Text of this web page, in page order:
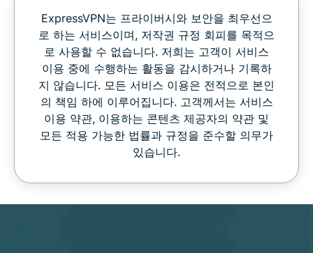
ExpressVPN는 프라이버시와 보안을 최우선으
로 하는 서비스이며, 저작권 규정 회피를 목적으
로 사용할 수 없습니다. 저희는 고객이 서비스
이용 중에 수행하는 활동을 감시하거나 기록하
지 않습니다. 모든 서비스 이용은 전적으로 본인
의 책임 하에 이루어집니다. 고객께서는 서비스
이용 약관, 이용하는 콘텐츠 제공자의 약관 및
모든 적용 가능한 법률과 규정을 준수할 의무가
있습니다.